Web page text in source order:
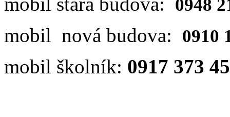
0948
mobil nová budova: 0910
mobil školník: 0917 373